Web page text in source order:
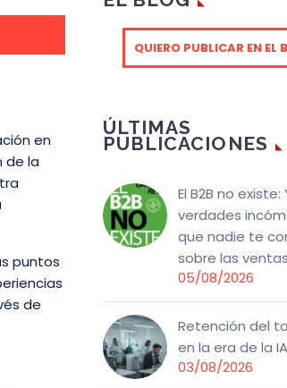
en
de la
puntos
de
QUIERO PUBLICAR EN EL
ÚLTIMAS
PUBLICACIONES
El B2B no
verdades
que nadie te
sobre las ventas
05/08/2026
Retención del
en la era de la IA
03/08/2026